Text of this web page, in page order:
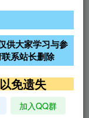
防免备案服务器
文字广告位招租
文字广告位招租
供大家学习与参
系站长删除
免遗失
加入QQ群